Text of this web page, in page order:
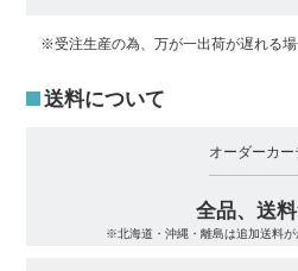
※受注生産の為、万が一出荷が遅れる場
送料について
オーダーカー
全品、送
※北海道・沖縄・離島は追加送料が